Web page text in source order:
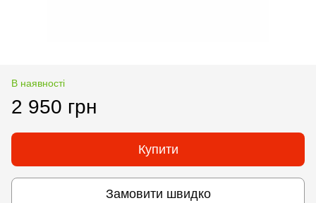
В наявності
2 950 грн
Купити
Замовити швидко